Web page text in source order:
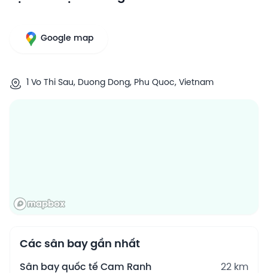
Google map
1 Vo Thi Sau, Duong Dong, Phu Quoc, Vietnam
Các sân bay gần nhất
Sân bay quốc tế Cam Ranh
22 km